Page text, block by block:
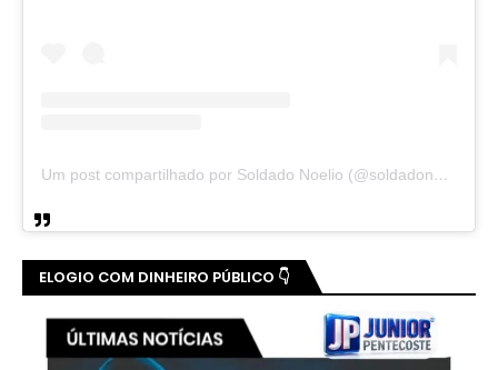
Um post compartilhado por Soldado Noelio (@soldadonoelio)
ELOGIO COM DINHEIRO PÚBLICO 👇